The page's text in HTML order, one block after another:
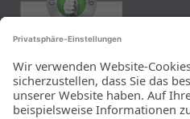
385 reviews from real customers
(last 12 months)
Total: 11283
Die Auswahl und die
Einfachheit der
Bestellung.